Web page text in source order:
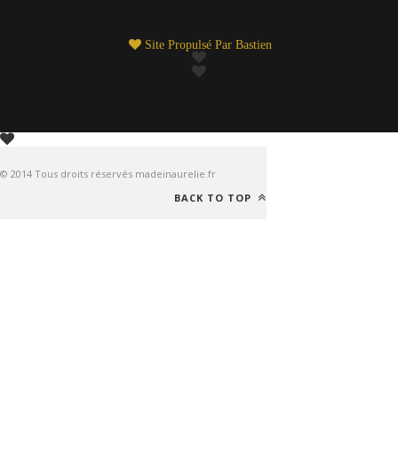
Site Propulsé Par Bastien
© 2014 Tous droits réservés madeinaurelie.fr
BACK TO TOP